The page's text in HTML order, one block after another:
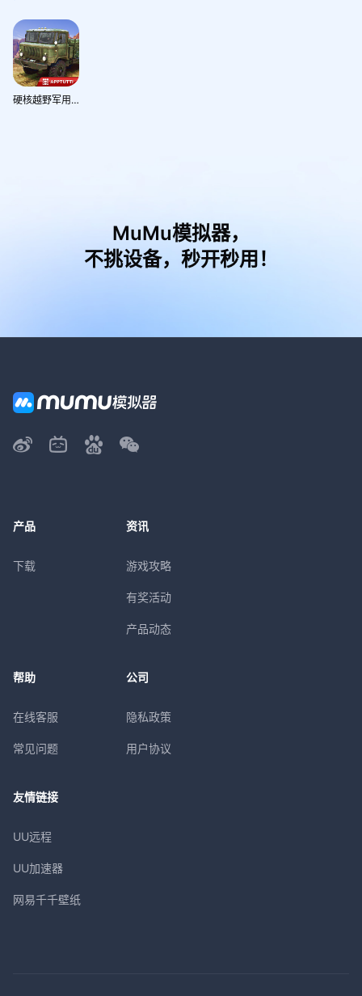
硬核越野军用卡车
MuMu模拟器，
不挑设备，秒开秒用！
产品
下载
资讯
游戏攻略
有奖活动
产品动态
帮助
在线客服
常见问题
公司
隐私政策
用户协议
友情链接
UU远程
UU加速器
网易千千壁纸